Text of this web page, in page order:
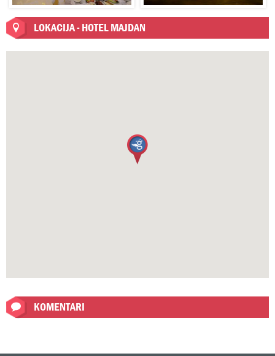
LOKACIJA - HOTEL MAJDAN
KOMENTARI